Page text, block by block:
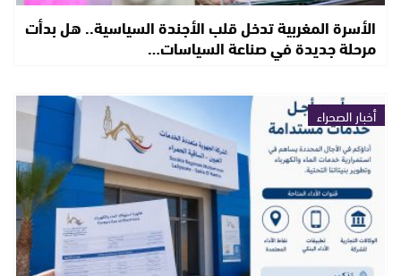
الأسرة المغربية تدخل قلب الأجندة السياسية.. هل بدأت
مرحلة جديدة في صناعة السياسات…
أخبار الصحراء